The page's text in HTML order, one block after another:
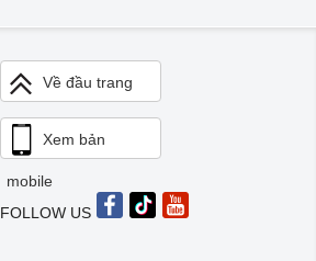
Về đầu trang
Xem bản
mobile
FOLLOW US